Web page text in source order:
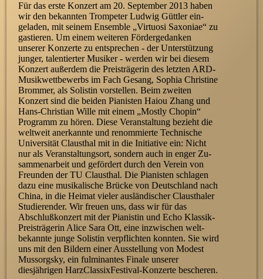
Für das erste Konzert am 20. September 2013 haben
wir den bekannten Trompeter Ludwig Güttler ein­
geladen, mit seinem Ensemble „Virtuosi Saxoniae“ zu
gastieren. Um einem weiteren Förder­gedanken
unserer Konzerte zu entsprechen - der Unter­stützung
junger, talentierter Musiker - werden wir bei diesem
Konzert außerdem die Preis­trägerin des letzten ARD-
Musik­wett­bewerbs im Fach Gesang, Sophia Christine
Brommer, als Solistin vorstellen. Beim zweiten
Konzert sind die beiden Pianisten Haiou Zhang und
Hans-Christian Wille mit einem „Mostly Chopin“
Programm zu hören. Diese Ver­an­stal­tung bezieht die
welt­weit anerkannte und renommierte Technische
Universität Clausthal mit in die Initiative ein: Nicht
nur als Ver­an­stal­tungs­ort, sondern auch in enger Zu­
sammen­arbeit und gefördert durch den Verein von
Freunden der TU Clausthal. Die Pianisten schlagen
dazu eine musikalische Brücke von Deutschland nach
China, in die Heimat vieler aus­ländischer Clausthaler
Studierender. Wir freuen uns, dass wir für das
Abschluß­konzert mit der Pianistin und Echo Klassik-
Preis­trägerin Alice Sara Ott, eine inzwischen welt­
bekannte junge Solistin ver­pflich­ten konnten. Sie wird
uns mit den Bildern einer Aus­stel­lung von Modest
Mussorgsky, ein ful­minantes Finale unserer
diesjährigen HarzClassixFestival-Konzerte bescheren.